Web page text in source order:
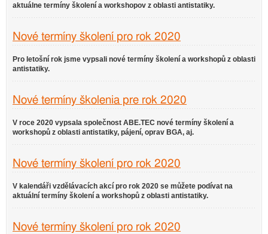
aktuálne termíny školení a workshopov z oblasti antistatiky.
Nové termíny školení pro rok 2020
Pro letošní rok jsme vypsali nové termíny školení a workshopů z oblasti
antistatiky.
Nové termíny školenia pre rok 2020
V roce 2020 vypsala společnost ABE.TEC nové termíny školení a
workshopů z oblasti antistatiky, pájení, oprav BGA, aj.
Nové termíny školení pro rok 2020
V kalendáři vzdělávacích akcí pro rok 2020 se můžete podívat na
aktuální termíny školení a workshopů z oblasti antistatiky.
Nové termíny školení pro rok 2020